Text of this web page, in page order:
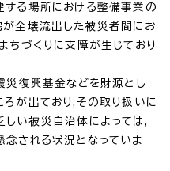
る場所における整備事業の
全壊流出した被災者間にお
ちづくりに支障が生じており
復興基金などを財源とし
が出ており,その取り扱いに
い被災自治体によっては,
される状況となっていま